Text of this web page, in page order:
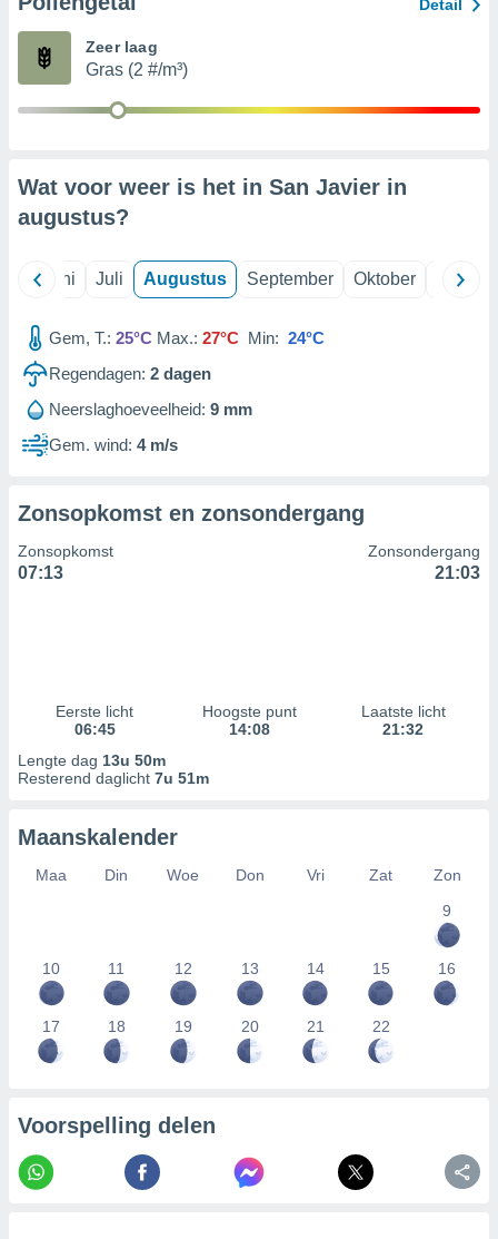
partners
Detail
Zeer laag
Gras (2 #/m³)
Wat voor weer is het in San Javier in
augustus?
Juni Juli Augustus September Oktober
Gem, T.: 25°C Max.: 27°C Min: 24°C
Regendagen: 2 dagen
Neerslaghoeveelheid: 9 mm
Gem. wind: 4 m/s
Zonsopkomst en zonsondergang
Zonsopkomst
07:13
Zonsondergang
21:03
Eerste licht
06:45
Hoogste punt
14:08
Laatste licht
21:32
Lengte dag 13u 50m
Resterend daglicht 7u 51m
Maanskalender
Maa Din Woe Don Vri Zat
Zon
9
10 11 12 13 14 15 16
17 18 19 20 21 22
Voorspelling delen